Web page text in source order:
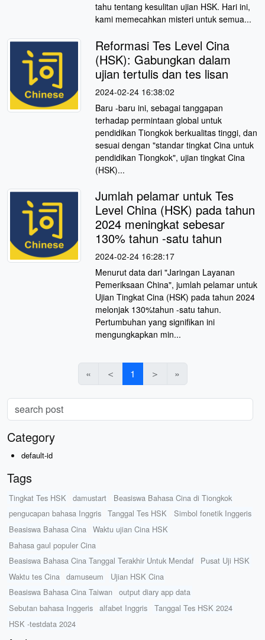
tahu tentang kesulitan ujian HSK. Hari ini,
kami memecahkan misteri untuk semua...
Reformasi Tes Level Cina
(HSK): Gabungkan dalam
ujian tertulis dan tes lisan
2024-02-24 16:38:02
Baru -baru ini, sebagai tanggapan
terhadap permintaan global untuk
pendidikan Tiongkok berkualitas tinggi, dan
sesuai dengan "standar tingkat Cina untuk
pendidikan Tiongkok", ujian tingkat Cina
(HSK)...
Jumlah pelamar untuk Tes
Level China (HSK) pada tahun
2024 meningkat sebesar
130% tahun -satu tahun
2024-02-24 16:28:17
Menurut data dari "Jaringan Layanan
Pemeriksaan China", jumlah pelamar untuk
Ujian Tingkat Cina (HSK) pada tahun 2024
melonjak 130%tahun -satu tahun.
Pertumbuhan yang signifikan ini
mengungkapkan min...
« ＜ 1 ＞ »
Category
default-id
Tags
Tingkat Tes HSK damustart
Beasiswa Bahasa Cina di Tiongkok
pengucapan bahasa Inggris
Tanggal Tes HSK
Simbol fonetik Inggeris
Beasiswa Bahasa Cina
Waktu ujian Cina HSK
Bahasa gaul populer Cina
Beasiswa Bahasa Cina Tanggal Terakhir Untuk Mendaf
Pusat Uji HSK
Waktu tes Cina
damuseum
Ujian HSK Cina
Beasiswa Bahasa Cina Taiwan
output diary app data
Sebutan bahasa Inggeris
alfabet Inggris
Tanggal Tes HSK 2024
HSK -testdata 2024